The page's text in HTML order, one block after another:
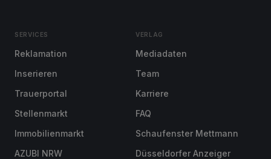
SERVICES
Reklamation
Inserieren
Trauerportal
Stellenmarkt
Immobilienmarkt
AZUBI NRW
VERLAG
Mediadaten
Team
Karriere
FAQ
Schaufenster Mettmann
Düsseldorfer Anzeiger